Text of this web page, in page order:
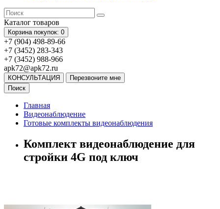
Каталог товаров
Корзина покупок: 0
+7 (904) 498-89-66
+7 (3452) 283-343
+7 (3452) 988-966
apk72@apk72.ru
КОНСУЛЬТАЦИЯ
Перезвоните мне
Поиск
Главная
Видеонаблюдение
Готовые комплекты видеонаблюдения
Комплект видеонаблюдение для
стройки 4G под ключ